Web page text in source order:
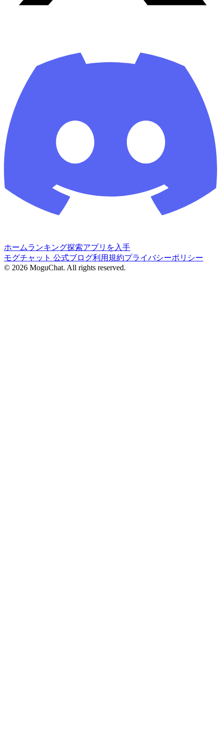
ホームランキング探索アプリを入手
モグチャット 公式ブログ利用規約プライバシーポリシー
© 2026 MoguChat. All rights reserved.